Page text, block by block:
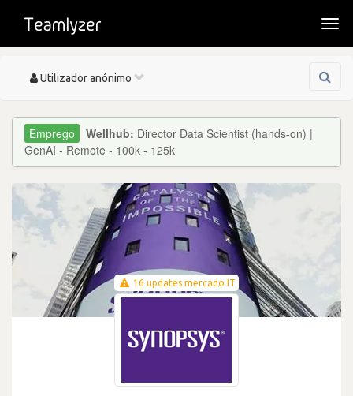
Toggle
Utilizador anónimo
Wellhub: Director Data Scientist (hands-on) |
GenAI - Remote - 100k - 125k
16 updates mercado IT